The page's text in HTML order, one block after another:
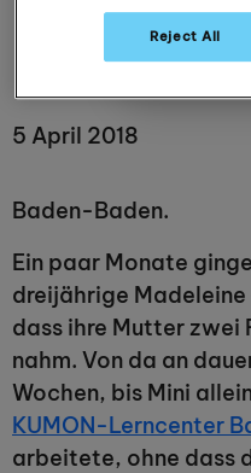
5 April 2018
Baden-Baden.
Ein paar Monate
dreijährige
dass ihre Mutter zwei
nahm. Von da an
Wochen, bis Mini
KUMON-Lerncenter
arbeitete, ohne dass
Reject All